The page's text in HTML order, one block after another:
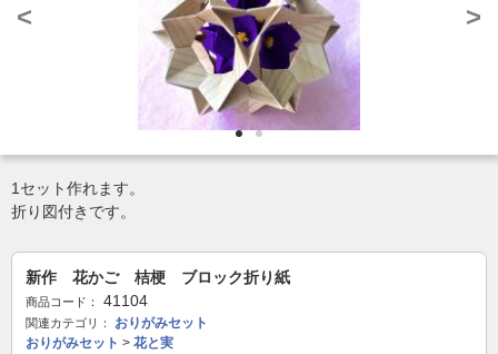
< >
1セット作れます。
折り図付きです。
新作 花かご 桔梗 ブロック折り紙
商品コード： 41104
関連カテゴリ：
おりがみセット
おりがみセット > 花と実